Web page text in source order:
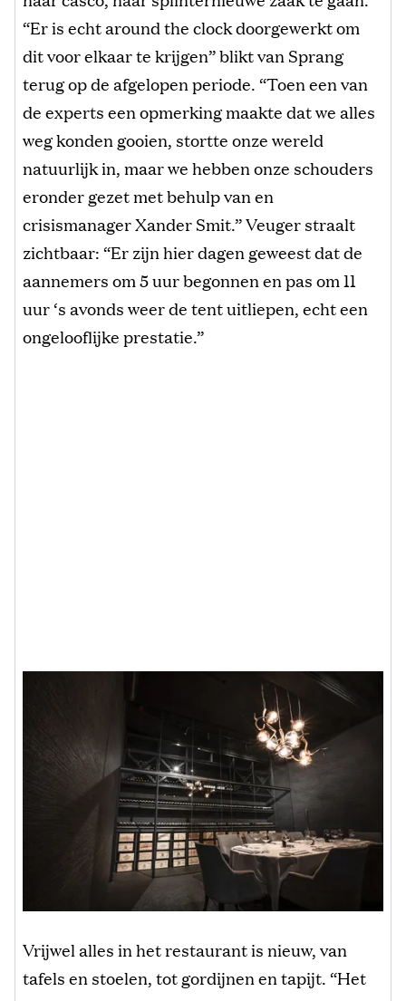
“Er is echt around the clock doorgewerkt om
dit voor elkaar te krijgen” blikt van Sprang
terug op de afgelopen periode. “Toen een van
de experts een opmerking maakte dat we alles
weg konden gooien, stortte onze wereld
natuurlijk in, maar we hebben onze schouders
eronder gezet met behulp van en
crisismanager Xander Smit.” Veuger straalt
zichtbaar: “Er zijn hier dagen geweest dat de
aannemers om 5 uur begonnen en pas om 11
uur ‘s avonds weer de tent uitliepen, echt een
ongelooflijke prestatie.”
Vrijwel alles in het restaurant is nieuw, van
tafels en stoelen, tot gordijnen en tapijt. “Het